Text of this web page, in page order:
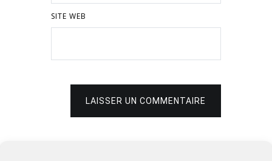
SITE WEB
LAISSER UN COMMENTAIRE